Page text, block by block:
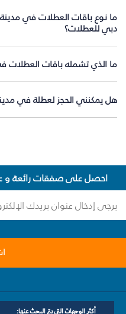
ما نوع باقات العطلات في
دبي للعطلات؟
ما الذي تشمله باقات العطلات
هل يمكنني الحجز لعطلة في
احصل على صفقات رائعة و
أكثر الوجهات التي يتم البحث عنها: